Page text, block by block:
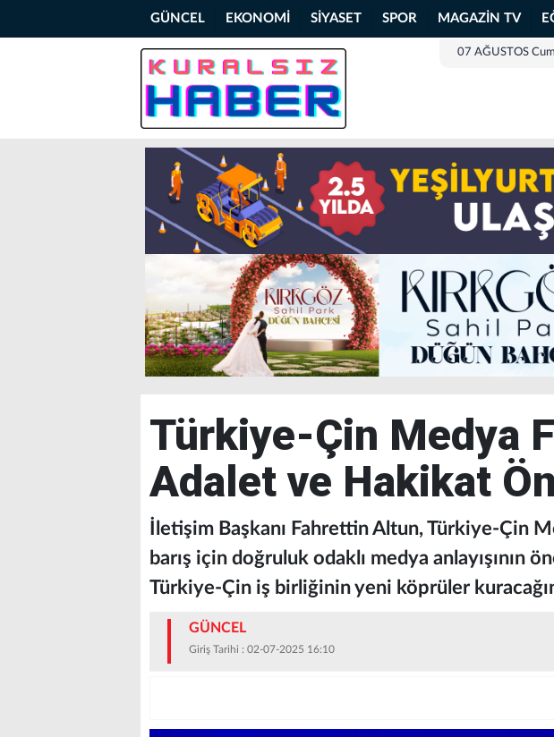
GÜNCEL EKONOMİ SİYASET SPOR MAGAZİN TV
07 AĞUSTOS
Türkiye-Çin Medya
Adalet ve Hakikat
İletişim Başkanı Fahrettin Altun, Türkiye-Çin
barış için doğruluk odaklı medya anlayışının
Türkiye-Çin iş birliğinin yeni köprüler
GÜNCEL
Giriş Tarihi : 02-07-2025 16:10